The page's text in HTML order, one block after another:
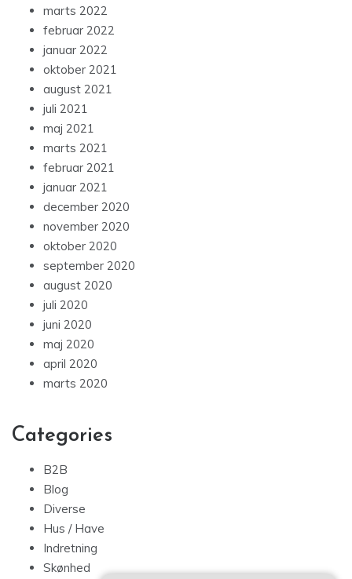
marts 2022
februar 2022
januar 2022
oktober 2021
august 2021
juli 2021
maj 2021
marts 2021
februar 2021
januar 2021
december 2020
november 2020
oktober 2020
september 2020
august 2020
juli 2020
juni 2020
maj 2020
april 2020
marts 2020
Categories
B2B
Blog
Diverse
Hus / Have
Indretning
Skønhed